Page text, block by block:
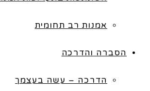
אמנות רב תחומית
הסברה והדרכה
הדרכה – עשה בעצמך